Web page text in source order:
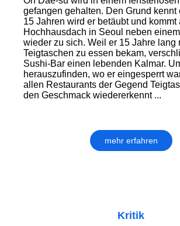
gefangen gehalten. Den Grund kennt
15 Jahren wird er betäubt und kommt
Hoch­haus­dach in Seoul neben
wieder zu sich. Weil er 15 Jahre lang
Teigtaschen zu essen bekam,
Sushi-Bar einen lebenden Kalmar.
herauszufinden, wo er eingesperrt
allen Restaurants der Gegend
den Geschmack wiedererkennt ...
mehr erfahren
Kritik